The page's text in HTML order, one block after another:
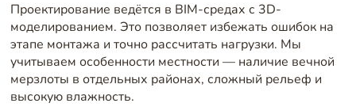
Проектирование ведётся в BIM-средах с 3D-
моделированием. Это позволяет избежать ошибок на
этапе монтажа и точно рассчитать нагрузки. Мы
учитываем особенности местности — наличие вечной
мерзлоты в отдельных районах, сложный рельеф и
высокую влажность.